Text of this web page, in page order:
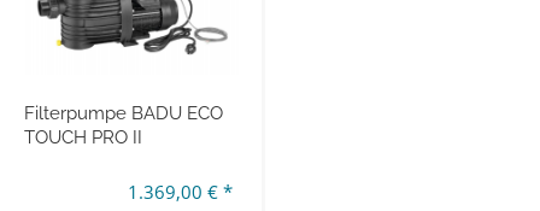
Filterpumpe BADU ECO
TOUCH PRO II
1.369,00 € *